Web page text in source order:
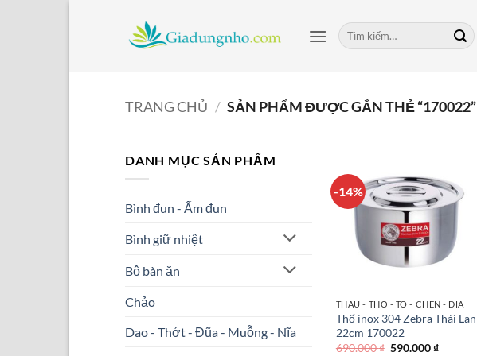
Tìm
kiếm:
TRANG CHỦ / SẢN PHẨM ĐƯỢC GẮN THẺ “170022”
DANH MỤC SẢN PHẨM
Bình đun - Ấm đun
Bình giữ nhiệt
Bộ bàn ăn
Chảo
Dao - Thớt - Đũa - Muỗng - Nĩa
-14%
THAU - THỐ - TÔ - CHÉN - DĨA
Thố inox 304 Zebra Thái Lan
22cm 170022
690.000₫ Giá
590.000₫Giá